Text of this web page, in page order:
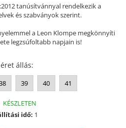
és
tanúsítvánnyal rendelkezik a
és szabványok szerint.
a Leon Klompe megkönnyíti
legzsúfoltabb napjain is!
állás:
39 40 41
KÉSZLETEN
idő: 1